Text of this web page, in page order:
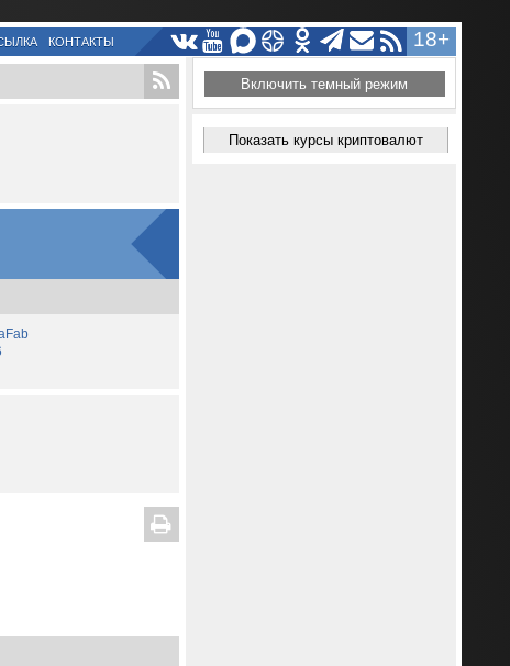
18+
КОНТАКТЫ
Включить темный режим
Показать курсы криптовалют